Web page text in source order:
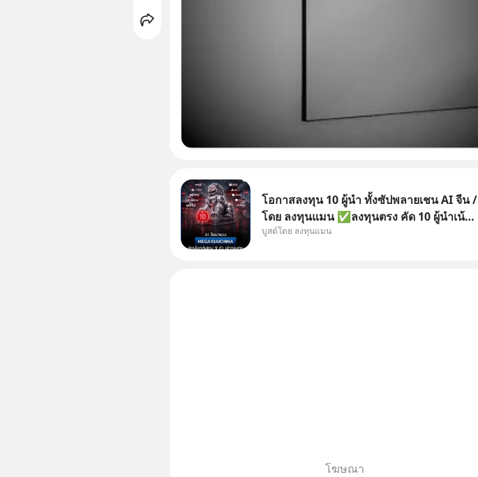
โอกาสลงทุน 10 ผู้นำ ทั้งซัปพลายเชน AI จีน /
โดย ลงทุนแมน ✅ลงทุนตรง คัด 10 ผู้นำเน้น
ๆ ในธีม AI จีน ✅คัดเลือกหุ้นใหม่ 9 ตัว เข้า
บูสต์โดย ลงทุนแมน
โฆษณา